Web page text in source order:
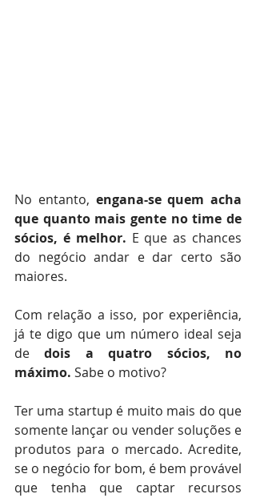
No entanto, engana-se quem acha
que quanto mais gente no time de
sócios, é melhor. E que as chances
do negócio andar e dar certo são
maiores. ⠀
Com relação a isso, por experiência,
já te digo que um número ideal seja
de dois a quatro sócios, no
máximo. Sabe o motivo? ⠀
Ter uma startup é muito mais do que
somente lançar ou vender soluções e
produtos para o mercado. Acredite,
se o negócio for bom, é bem provável
que tenha que captar recursos